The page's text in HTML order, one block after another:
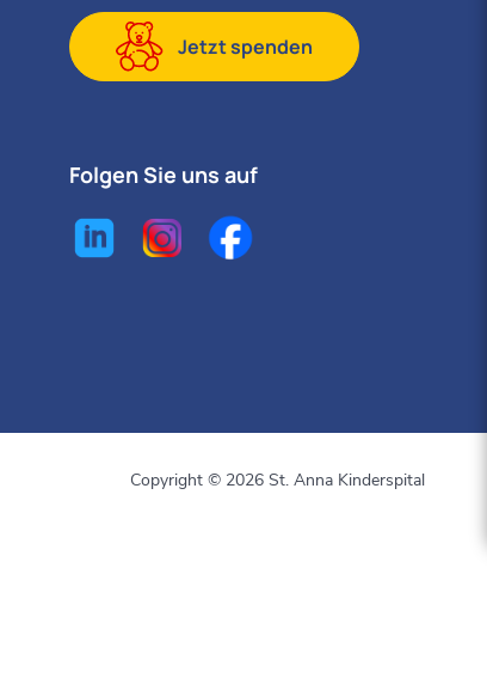
Jetzt spenden
Folgen Sie uns auf
Copyright © 2026 St. Anna Kinderspital